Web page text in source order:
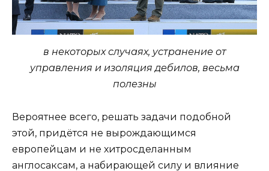
в некоторых случаях, устранение от
управления и изоляция дебилов, весьма
полезны
Вероятнее всего, решать задачи подобной
этой, придётся не вырождающимся
европейцам и не хитросделанным
англосаксам, а набирающей силу и влияние